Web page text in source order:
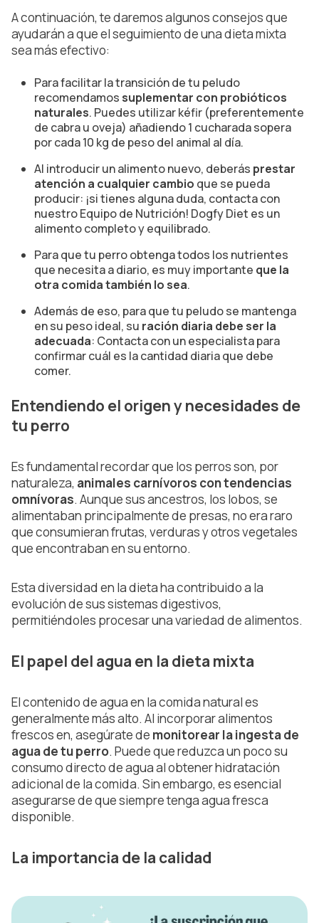
A continuación, te daremos algunos consejos que
ayudarán a que el seguimiento de una dieta mixta
sea más efectivo:
Para facilitar la transición de tu peludo
recomendamos suplementar con probióticos
naturales. Puedes utilizar kéfir (preferentemente
de cabra u oveja) añadiendo 1 cucharada sopera
por cada 10 kg de peso del animal al día.
Al introducir un alimento nuevo, deberás prestar
atención a cualquier cambio que se pueda
producir: ¡si tienes alguna duda, contacta con
nuestro Equipo de Nutrición! Dogfy Diet es un
alimento completo y equilibrado.
Para que tu perro obtenga todos los nutrientes
que necesita a diario, es muy importante que la
otra comida también lo sea.
Además de eso, para que tu peludo se mantenga
en su peso ideal, su ración diaria debe ser la
adecuada: Contacta con un especialista para
confirmar cuál es la cantidad diaria que debe
comer.
Entendiendo el origen y necesidades de
tu perro
Es fundamental recordar que los perros son, por
naturaleza, animales carnívoros con tendencias
omnívoras. Aunque sus ancestros, los lobos, se
alimentaban principalmente de presas, no era raro
que consumieran frutas, verduras y otros vegetales
que encontraban en su entorno.
Esta diversidad en la dieta ha contribuido a la
evolución de sus sistemas digestivos,
permitiéndoles procesar una variedad de alimentos.
El papel del agua en la dieta mixta
El contenido de agua en la comida natural es
generalmente más alto. Al incorporar alimentos
frescos en, asegúrate de monitorear la ingesta de
agua de tu perro. Puede que reduzca un poco su
consumo directo de agua al obtener hidratación
adicional de la comida. Sin embargo, es esencial
asegurarse de que siempre tenga agua fresca
disponible.
La importancia de la calidad